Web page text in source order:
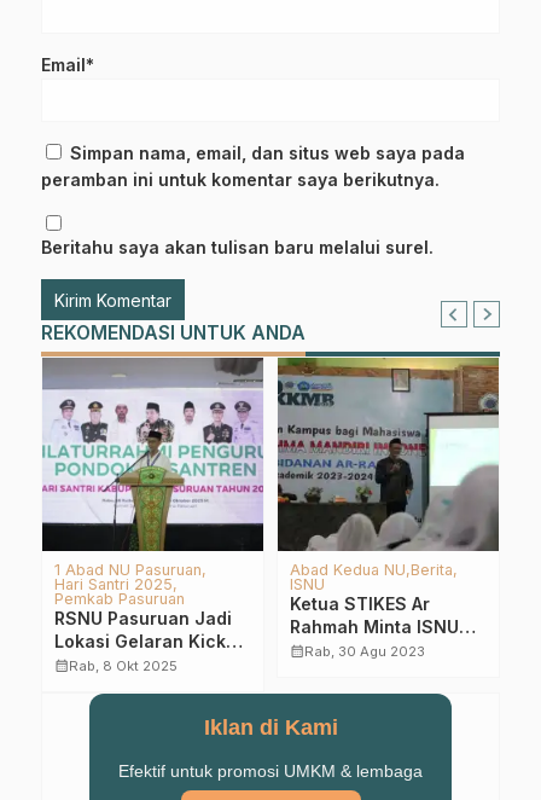
Email*
Simpan nama, email, dan situs web saya pada
peramban ini untuk komentar saya berikutnya.
Beritahu saya akan tulisan baru melalui surel.
REKOMENDASI UNTUK ANDA
LP Maarif NU
Meriahnya Pelepasan
SD Islam Ma’arif NU
Martopuro
calendar_monthJum, 5 Jul 2024
ISNU
ISNU Pasuruan
Siapkan 110
Pendamping Proses
Produk Halal UMK
calendar_monthMing, 6 Mar 2022
Iklan di Kami
Efektif untuk promosi UMKM & lembaga